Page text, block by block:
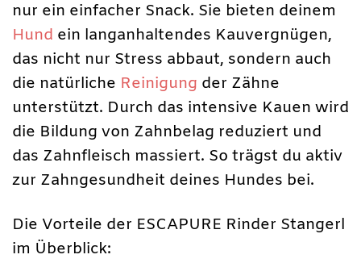
nur ein einfacher Snack. Sie bieten deinem
Hund ein langanhaltendes Kauvergnügen,
das nicht nur Stress abbaut, sondern auch
die natürliche Reinigung der Zähne
unterstützt. Durch das intensive Kauen wird
die Bildung von Zahnbelag reduziert und
das Zahnfleisch massiert. So trägst du aktiv
zur Zahngesundheit deines Hundes bei.
Die Vorteile der ESCAPURE Rinder Stangerl
im Überblick: